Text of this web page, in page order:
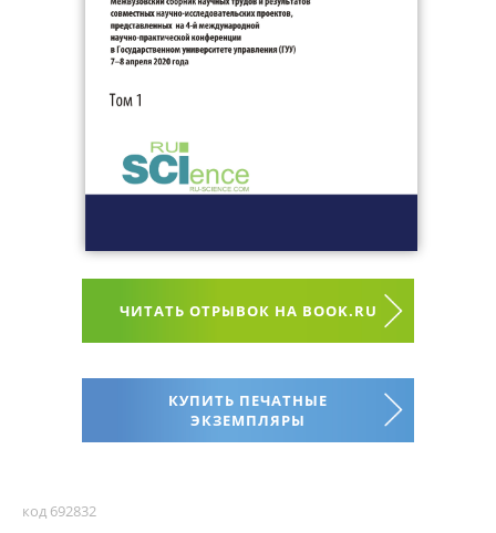
ЧИТАТЬ ОТРЫВОК НА BOOK.RU
КУПИТЬ ПЕЧАТНЫЕ
ЭКЗЕМПЛЯРЫ
код 692832